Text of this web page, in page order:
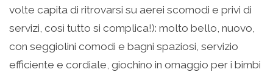
volte capita di ritrovarsi su aerei scomodi e privi di
servizi, così tutto si complica!): molto bello, nuovo,
con seggiolini comodi e bagni spaziosi, servizio
efficiente e cordiale, giochino in omaggio per i bimbi